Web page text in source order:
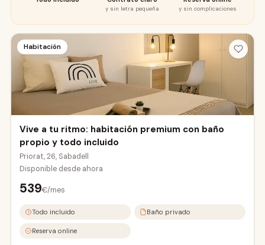
y sin letra pequeña y sin complicaciones
Habitación
Vive a tu ritmo: habitación premium con baño
propio y todo incluido
Priorat, 26, Sabadell
Disponible desde ahora
539€/mes
Todo incluido Baño privado
Reserva online